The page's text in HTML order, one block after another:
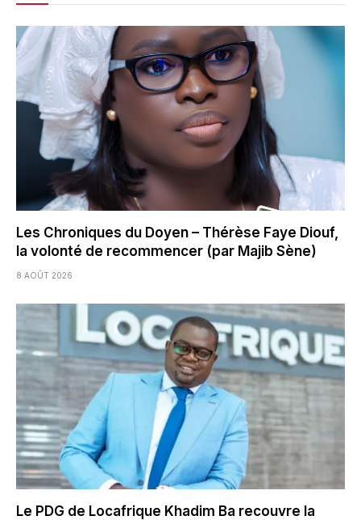
Les Chroniques du Doyen – Thérèse Faye Diouf,
la volonté de recommencer (par Majib Sène)
8 AOÛT 2026
Le PDG de Locafrique Khadim Ba recouvre la